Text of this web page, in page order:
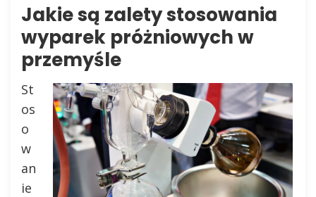
Jakie są zalety stosowania
wyparek próżniowych w
przemyśle
St
os
o
w
an
ie